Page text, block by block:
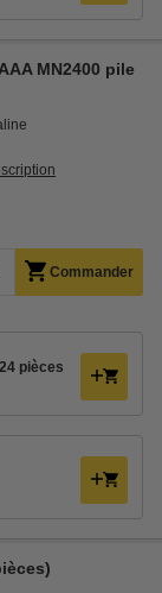
MN2400 pile
Commander
pièces